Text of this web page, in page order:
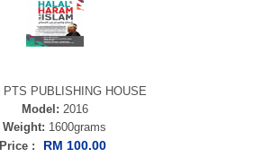
PTS PUBLISHING HOUSE
Model: 2016
Weight: 1600grams
Price :
RM 100.00